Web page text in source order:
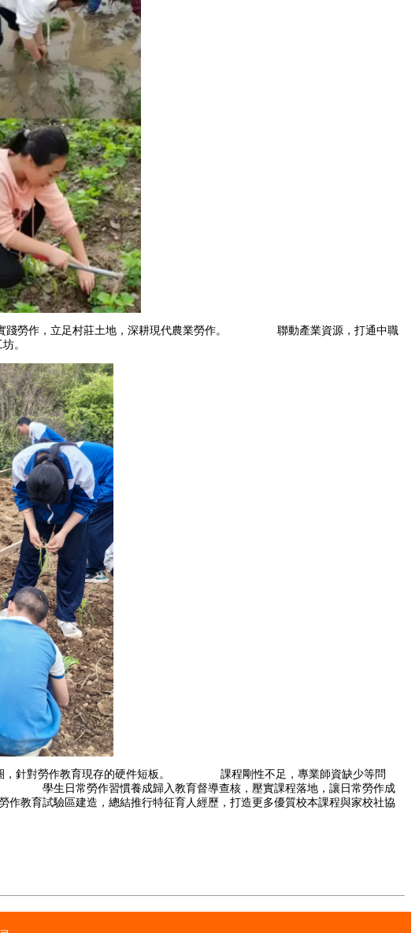
踐勞作，立足村莊土地，深耕現代農業勞作。 聯動產業資源，打通中職
工坊。
圈，針對勞作教育現存的硬件短板。 課程剛性不足，專業師資缺少等問
學生日常勞作習慣養成歸入教育督導查核，壓實課程落地，讓日常勞作成
育試驗區建造，總結推行特征育人經歷，打造更多優質校本課程與家校社協